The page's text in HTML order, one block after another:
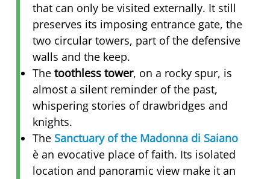
that can only be visited externally. It still
preserves its imposing entrance gate, the
two circular towers, part of the defensive
walls and the keep.
The toothless tower, on a rocky spur, is
almost a silent reminder of the past,
whispering stories of drawbridges and
knights.
The Sanctuary of the Madonna di Saiano
è an evocative place of faith. Its isolated
location and panoramic view make it an